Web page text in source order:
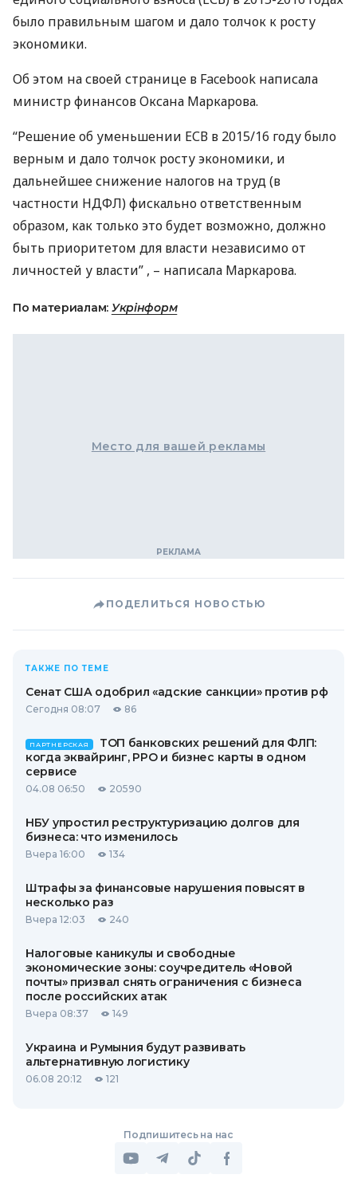
было правильным шагом и дало толчок к росту
экономики.
Об этом на своей странице в Facebook написала
министр финансов Оксана Маркарова.
“Решение об уменьшении ЕСВ в 2015/16 году было
верным и дало толчок росту экономики, и
дальнейшее снижение налогов на труд (в
частности НДФЛ) фискально ответственным
образом, как только это будет возможно, должно
быть приоритетом для власти независимо от
личностей у власти” , – написала Маркарова.
По материалам: Укрінформ
Место для вашей рекламы
ПОДЕЛИТЬСЯ НОВОСТЬЮ
ТАКЖЕ ПО ТЕМЕ
Сенат США одобрил «адские санкции» против рф
Сегодня 08:07 86
ПАРТНЕРСКАЯ
ТОП банковских решений для ФЛП:
когда эквайринг, РРО и бизнес карты в одном
сервисе
04.08 06:50 20590
НБУ упростил реструктуризацию долгов для
бизнеса: что изменилось
Вчера 16:00 134
Штрафы за финансовые нарушения повысят в
несколько раз
Вчера 12:03 240
Налоговые каникулы и свободные
экономические зоны: соучредитель «Новой
почты» призвал снять ограничения с бизнеса
после российских атак
Вчера 08:37 149
Украина и Румыния будут развивать
альтернативную логистику
06.08 20:12 121
Подпишитесь на нас